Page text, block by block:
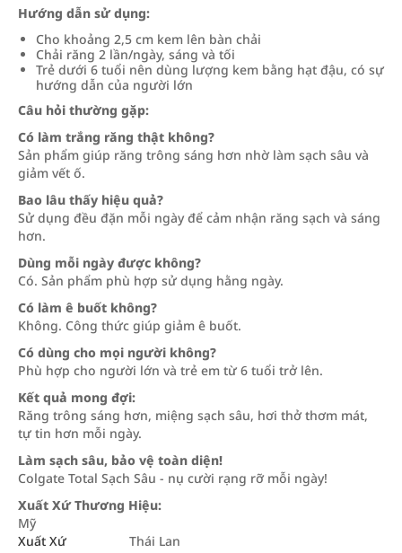
Hướng dẫn sử dụng:
Cho khoảng 2,5 cm kem lên bàn chải
Chải răng 2 lần/ngày, sáng và tối
Trẻ dưới 6 tuổi nên dùng lượng kem bằng hạt đậu, có sự
hướng dẫn của người lớn
Câu hỏi thường gặp:
Có làm trắng răng thật không?
Sản phẩm giúp răng trông sáng hơn nhờ làm sạch sâu và
giảm vết ố.
Bao lâu thấy hiệu quả?
Sử dụng đều đặn mỗi ngày để cảm nhận răng sạch và sáng
hơn.
Dùng mỗi ngày được không?
Có. Sản phẩm phù hợp sử dụng hằng ngày.
Có làm ê buốt không?
Không. Công thức giúp giảm ê buốt.
Có dùng cho mọi người không?
Phù hợp cho người lớn và trẻ em từ 6 tuổi trở lên.
Kết quả mong đợi:
Răng trông sáng hơn, miệng sạch sâu, hơi thở thơm mát,
tự tin hơn mỗi ngày.
Làm sạch sâu, bảo vệ toàn diện!
Colgate Total Sạch Sâu - nụ cười rạng rỡ mỗi ngày!
Xuất Xứ Thương Hiệu:
Mỹ
Xuất Xứ
Thái Lan